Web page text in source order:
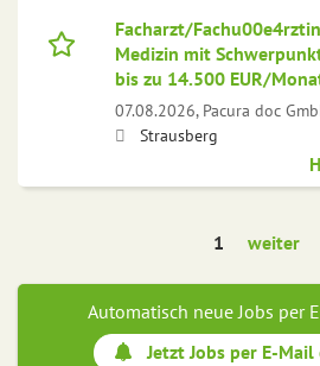
Facharzt/
Medizin mit
bis zu 14.500 EUR/
07.08.2026, Pacura doc
Strausberg
1 weiter
Automatisch neue Jobs per
Jetzt Jobs per E-